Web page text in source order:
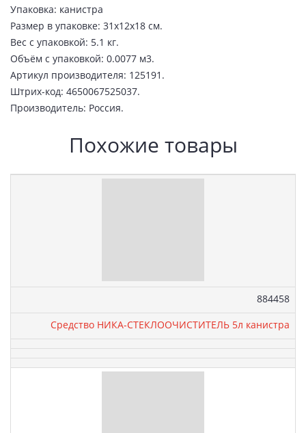
Упаковка: канистра
Размер в упаковке: 31x12x18 см.
Вес с упаковкой: 5.1 кг.
Объём с упаковкой: 0.0077 м3.
Артикул производителя: 125191.
Штрих-код: 4650067525037.
Производитель: Россия.
Похожие товары
Артикул:
884458
Средство НИКА-СТЕКЛООЧИСТИТЕЛЬ 5л канистра